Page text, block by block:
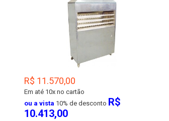
R$ 11.570,00
Em até 10x no cartão
ou a vista 10% de desconto R$
10.413,00